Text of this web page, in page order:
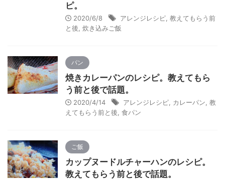
ピ。
2020/6/8 アレンジレシピ 教えてもらう前
と後 炊き込みご飯
パン
焼きカレーパンのレシピ。教えてもら
う前と後で話題。
2020/4/14 アレンジレシピ カレーパン 教
えてもらう前と後 食パン
ご飯
カップヌードルチャーハンのレシピ。
教えてもらう前と後で話題。